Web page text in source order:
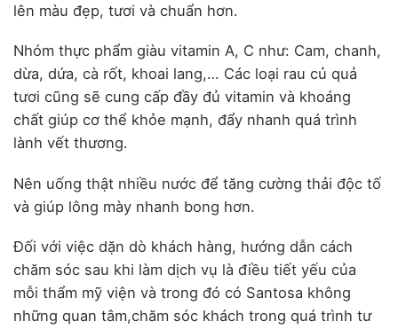
lên màu đẹp, tươi và chuẩn hơn.
Nhóm thực phẩm giàu vitamin A, C như: Cam, chanh,
dừa, dứa, cà rốt, khoai lang,… Các loại rau củ quả
tươi cũng sẽ cung cấp đầy đủ vitamin và khoáng
chất giúp cơ thể khỏe mạnh, đẩy nhanh quá trình
lành vết thương.
Nên uống thật nhiều nước để tăng cường thải độc tố
và giúp lông mày nhanh bong hơn.
Đối với việc dặn dò khách hàng, hướng dẫn cách
chăm sóc sau khi làm dịch vụ là điều tiết yếu của
mỗi thẩm mỹ viện và trong đó có Santosa không
những quan tâm,chăm sóc khách trong quá trình tư